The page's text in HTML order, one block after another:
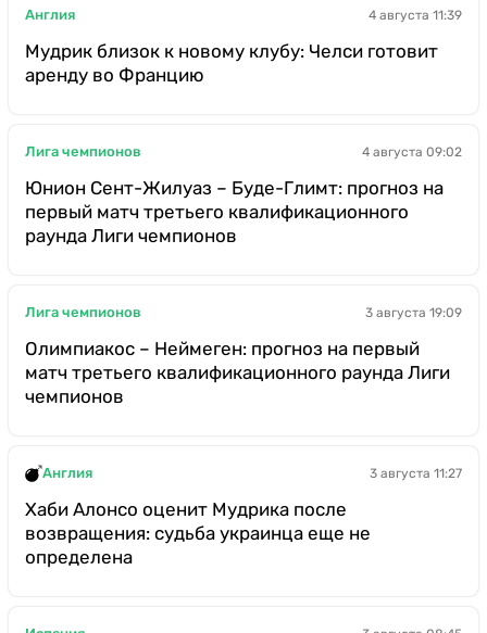
Англия 4 августа 11:39
Мудрик близок к новому клубу: Челси готовит
аренду во Францию
Лига чемпионов 4 августа 09:02
Юнион Сент-Жилуаз – Буде-Глимт: прогноз на
первый матч третьего квалификационного
раунда Лиги чемпионов
Лига чемпионов 3 августа 19:09
Олимпиакос – Неймеген: прогноз на первый
матч третьего квалификационного раунда Лиги
чемпионов
Англия 3 августа 11:27
Хаби Алонсо оценит Мудрика после
возвращения: судьба украинца еще не
определена